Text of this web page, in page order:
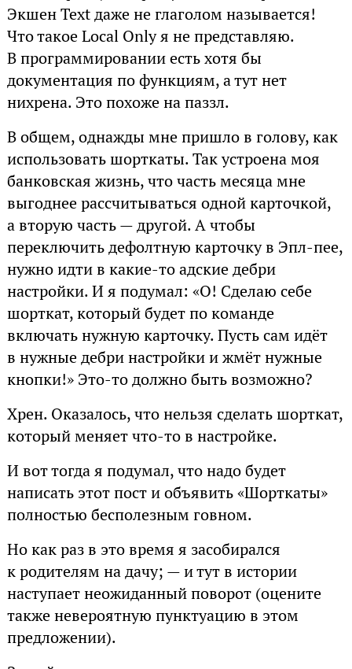
Экшен Text даже не глаголом называется!
Что такое Local Only я не представляю.
В программировании есть хотя бы
документация по функциям, а тут нет
нихрена. Это похоже на паззл.
В общем, однажды мне пришло в голову, как
использовать шорткаты. Так устроена моя
банковская жизнь, что часть месяца мне
выгоднее рассчитываться одной карточкой,
а вторую часть — другой. А чтобы
переключить дефолтную карточку в Эпл-пее,
нужно идти в какие-то адские дебри
настройки. И я подумал: «О! Сделаю себе
шорткат, который будет по команде
включать нужную карточку. Пусть сам идёт
в нужные дебри настройки и жмёт нужные
кнопки!» Это-то должно быть возможно?
Хрен. Оказалось, что нельзя сделать шорткат,
который меняет что-то в настройке.
И вот тогда я подумал, что надо будет
написать этот пост и объявить «Шорткаты»
полностью бесполезным говном.
Но как раз в это время я засобирался
к родителям на дачу; — и тут в истории
наступает неожиданный поворот (оцените
также невероятную пунктуацию в этом
предложении).